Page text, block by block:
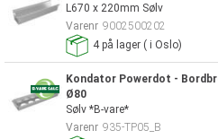
L670 x 220mm Sølv
Varenr 9002500202
4på lager ( i Oslo)
Kondator Powerdot -
Ø80
Sølv *B-vare*
Varenr 935-TP05_B